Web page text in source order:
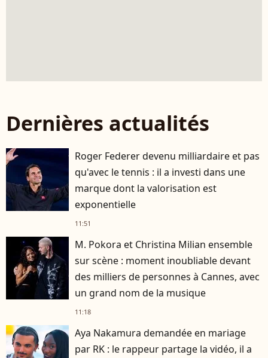
Dernières actualités
Roger Federer devenu milliardaire et pas
qu'avec le tennis : il a investi dans une
marque dont la valorisation est
exponentielle
11:51
M. Pokora et Christina Milian ensemble
sur scène : moment inoubliable devant
des milliers de personnes à Cannes, avec
un grand nom de la musique
11:18
Aya Nakamura demandée en mariage
par RK : le rappeur partage la vidéo, il a